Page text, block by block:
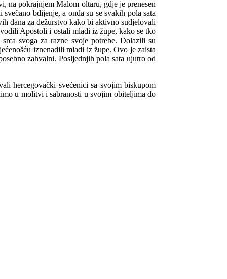
na pokrajnjem Malom oltaru, gdje je prenesen
bdijenje, a onda su se svakih pola sata
dana za dežurstvo kako bi aktivno sudjelovali
Apostoli i ostali mladi iz župe, kako se tko
svoga za razne svoje potrebe. Dolazili su
iznenadili mladi iz župe. Ovo je zaista
zahvalni. Posljednjih pola sata ujutro od
hercegovački svećenici sa svojim biskupom
u molitvi i sabranosti u svojim obiteljima do